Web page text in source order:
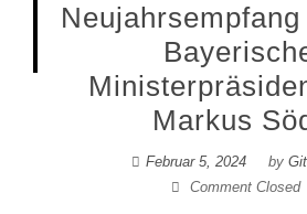
Markus
Februar 5, 2024 by
Comment Closed